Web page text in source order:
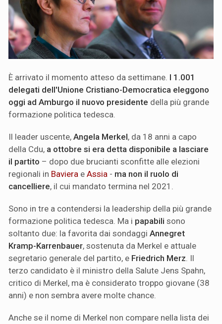
È arrivato il momento atteso da settimane. I 1.001
delegati dell'Unione Cristiano-Democratica eleggono
oggi ad Amburgo il nuovo presidente della più grande
formazione politica tedesca.
Il leader uscente, Angela Merkel, da 18 anni a capo
della Cdu, a ottobre si era detta disponibile a lasciare
il partito – dopo due brucianti sconfitte alle elezioni
regionali in Baviera e Assia - ma non il ruolo di
cancelliere, il cui mandato termina nel 2021.
Sono in tre a contendersi la leadership della più grande
formazione politica tedesca. Ma i papabili sono
soltanto due: la favorita dai sondaggi Annegret
Kramp-Karrenbauer, sostenuta da Merkel e attuale
segretario generale del partito, e Friedrich Merz . Il
terzo candidato è il ministro della Salute Jens Spahn,
critico di Merkel, ma è considerato troppo giovane (38
anni) e non sembra avere molte chance.
Anche se il nome di Merkel non compare nella lista dei